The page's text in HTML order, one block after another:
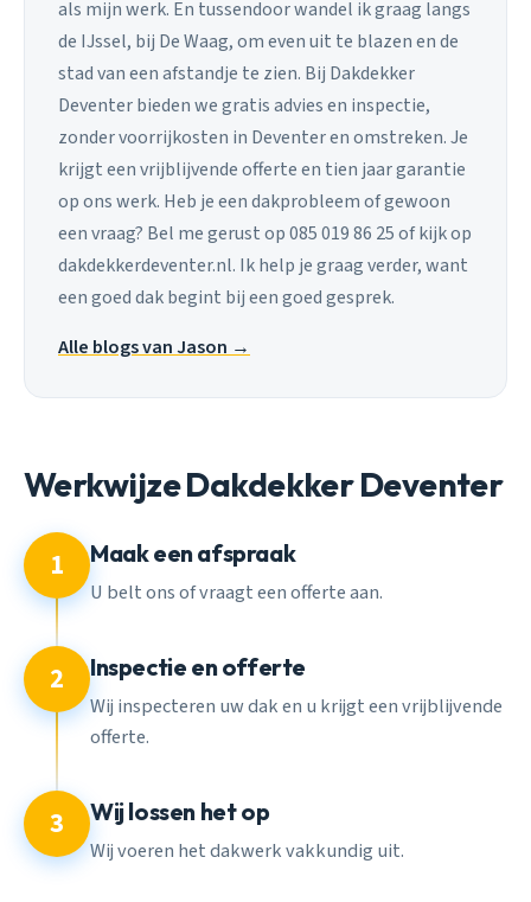
als mijn werk. En tussendoor wandel ik graag langs
de IJssel, bij De Waag, om even uit te blazen en de
stad van een afstandje te zien. Bij Dakdekker
Deventer bieden we gratis advies en inspectie,
zonder voorrijkosten in Deventer en omstreken. Je
krijgt een vrijblijvende offerte en tien jaar garantie
op ons werk. Heb je een dakprobleem of gewoon
een vraag? Bel me gerust op 085 019 86 25 of kijk op
dakdekkerdeventer.nl. Ik help je graag verder, want
een goed dak begint bij een goed gesprek.
Alle blogs van Jason →
Werkwijze Dakdekker Deventer
1 Maak een afspraak
U belt ons of vraagt een offerte aan.
2 Inspectie en offerte
Wij inspecteren uw dak en u krijgt een vrijblijvende
offerte.
3 Wij lossen het op
Wij voeren het dakwerk vakkundig uit.